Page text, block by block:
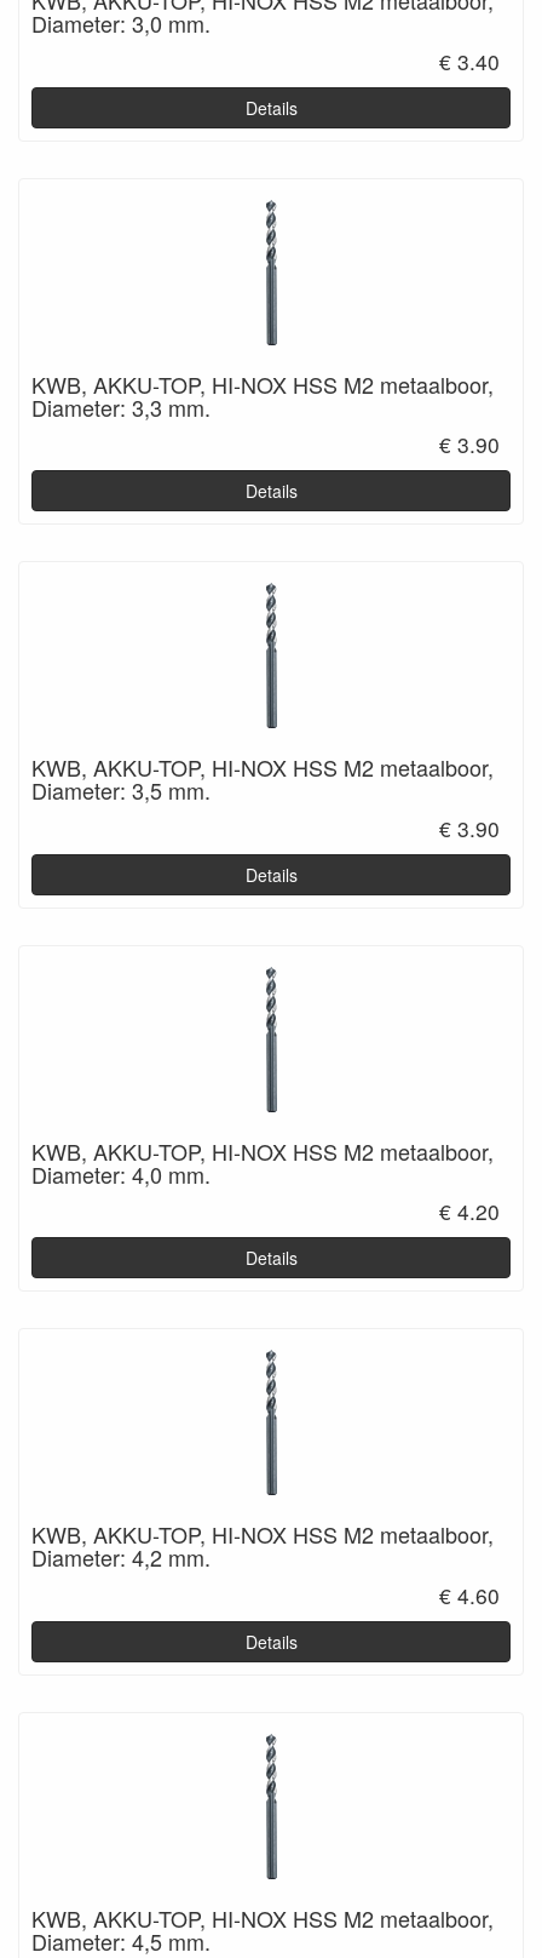
Diameter: 3,0 mm.
€ 3.40
Details
KWB, AKKU-TOP, HI-NOX HSS M2 metaalboor,
Diameter: 3,3 mm.
€ 3.90
Details
KWB, AKKU-TOP, HI-NOX HSS M2 metaalboor,
Diameter: 3,5 mm.
€ 3.90
Details
KWB, AKKU-TOP, HI-NOX HSS M2 metaalboor,
Diameter: 4,0 mm.
€ 4.20
Details
KWB, AKKU-TOP, HI-NOX HSS M2 metaalboor,
Diameter: 4,2 mm.
€ 4.60
Details
KWB, AKKU-TOP, HI-NOX HSS M2 metaalboor,
Diameter: 4,5 mm.